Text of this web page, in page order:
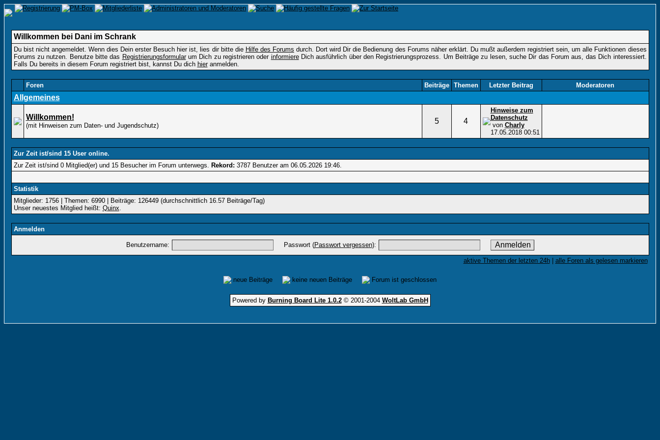
Willkommen bei Dani im Schrank
Du bist nicht angemeldet. Wenn dies Dein erster Besuch hier ist, lies dir bitte die Hilfe des Forums durch. Dort wird Dir die Bedienung des Forums näher erklärt. Du mußt außerdem registriert sein, um alle Funktionen dieses
Forums zu nutzen. Benutze bitte das Registrierungsformularum Dich zu registrieren oder informiereDich ausführlich über den Registrierungsprozess. Um Beiträge zu lesen, suche Dir das Forum aus, das Dich interessiert.
Falls Du bereits in diesem Forum registriert bist, kannst Du dich hieranmelden.
Foren Beiträge Themen Letzter Beitrag Moderatoren
Allgemeines
Willkommen!
(mit Hinweisen zum Daten- und Jugendschutz)
5 4
Hinweise zum
Datenschutz
von Charly
17.05.2018 00:51
Zur Zeit ist/sind 15 User online.
Zur Zeit ist/sind 0 Mitglied(er) und 15 Besucher im Forum unterwegs. Rekord: 3787 Benutzer am 06.05.2026 19:46.
Statistik
Mitglieder: 1756 | Themen: 6990 | Beiträge: 126449 (durchschnittlich 16.57 Beiträge/Tag)
Unser neuestes Mitglied heißt: Quinx.
Anmelden
Benutzername: Passwort (Passwort vergessen):
aktive Themen der letzten 24h| alle Foren als gelesen markieren
neue Beiträge keine neuen Beiträge Forum ist geschlossen
Powered by Burning Board Lite 1.0.2© 2001-2004 WoltLab GmbH